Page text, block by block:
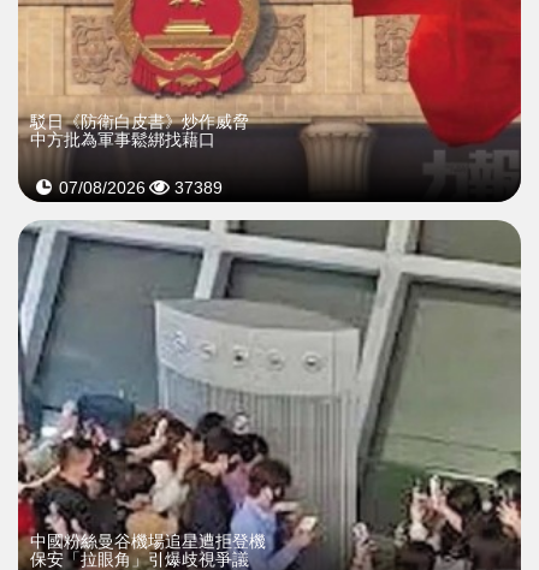
駁日《防衛白皮書》炒作威脅
中方批為軍事鬆綁找藉口
07/08/2026 37389
中國粉絲曼谷機場追星遭拒登機
保安「拉眼角」引爆歧視爭議